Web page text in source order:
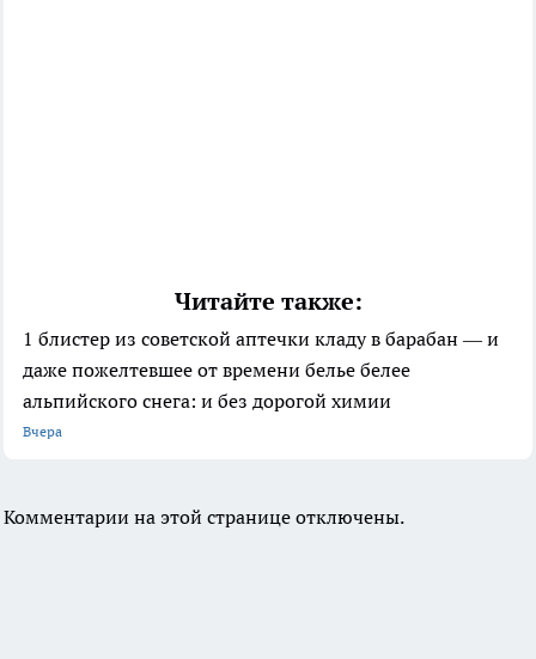
Читайте также:
1 блистер из советской аптечки кладу в барабан — и
даже пожелтевшее от времени белье белее
альпийского снега: и без дорогой химии
Вчера
Комментарии на этой странице отключены.